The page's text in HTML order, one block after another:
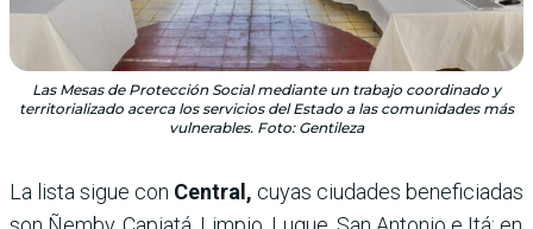
Las Mesas de Protección Social mediante un trabajo coordinado y
territorializado acerca los servicios del Estado a las comunidades más
vulnerables. Foto: Gentileza
La lista sigue con Central, cuyas ciudades beneficiadas